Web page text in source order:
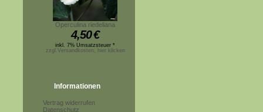
Operculina riedeliana
4,50€
inkl. 7% Umsatzsteuer *
zzgl.Versandkosten, hier klicken
Informationen
Vertrag widerrufen
Datenschutz